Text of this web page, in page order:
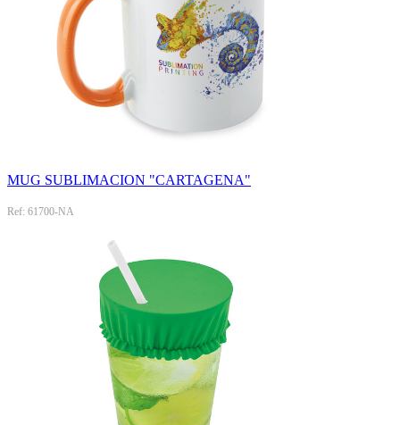
MUG SUBLIMACION "CARTAGENA"
Ref: 61700-NA